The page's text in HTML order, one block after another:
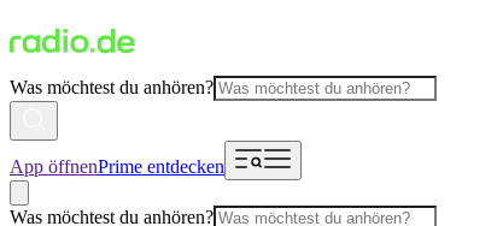
Was möchtest du anhören?
App öffnenPrime entdecken
Was möchtest du anhören?